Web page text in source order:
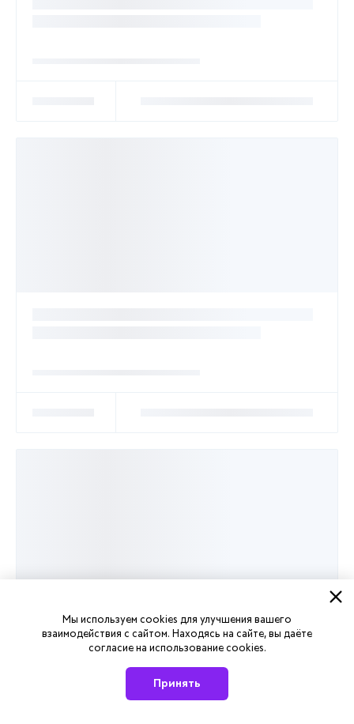
Мы используем cookies для улучшения вашего
взаимодействия с сайтом. Находясь на сайте, вы даёте
согласие на использование cookies.
Принять